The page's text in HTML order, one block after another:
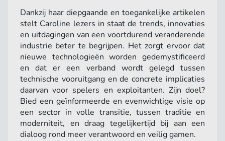
Dankzij haar diepgaande en toegankelijke artikelen
stelt Caroline lezers in staat de trends, innovaties
en uitdagingen van een voortdurend veranderende
industrie beter te begrijpen. Het zorgt ervoor dat
nieuwe technologieën worden gedemystificeerd
en dat er een verband wordt gelegd tussen
technische vooruitgang en de concrete implicaties
daarvan voor spelers en exploitanten. Zijn doel?
Bied een geïnformeerde en evenwichtige visie op
een sector in volle transitie, tussen traditie en
moderniteit, en draag tegelijkertijd bij aan een
dialoog rond meer verantwoord en veilig gamen.